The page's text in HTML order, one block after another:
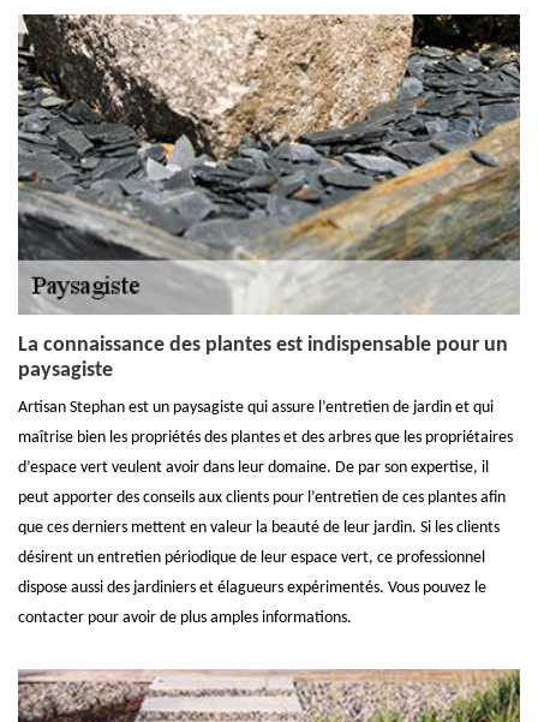
La connaissance des plantes est indispensable pour un
paysagiste
Artisan Stephan est un paysagiste qui assure l’entretien de jardin et qui
maîtrise bien les propriétés des plantes et des arbres que les propriétaires
d’espace vert veulent avoir dans leur domaine. De par son expertise, il
peut apporter des conseils aux clients pour l’entretien de ces plantes afin
que ces derniers mettent en valeur la beauté de leur jardin. Si les clients
désirent un entretien périodique de leur espace vert, ce professionnel
dispose aussi des jardiniers et élagueurs expérimentés. Vous pouvez le
contacter pour avoir de plus amples informations.